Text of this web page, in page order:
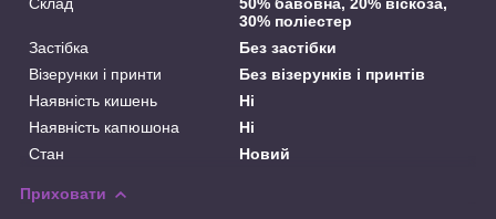
30% поліестер
Застібка
Без застібки
Візерунки і принти
Без візерунків і принтів
Наявність кишень
Ні
Наявність капюшона
Ні
Стан
Новий
Приховати